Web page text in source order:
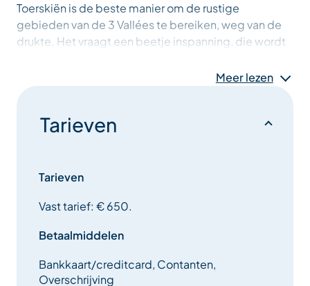
Toerskiën is de beste manier om de rustige
gebieden van de 3 Vallées te bereiken, weg van de
drukte. Het vraagt een beetje inspanning, die wordt
zonsondergang.
Vereist niveau : Regelmatige sporter en skiën op
zwarte pistes
Meer lezen
Tarieven
Tarieven
Vast tarief: € 650.
Betaalmiddelen
Bankkaart/creditcard, Contanten,
Overschrijving